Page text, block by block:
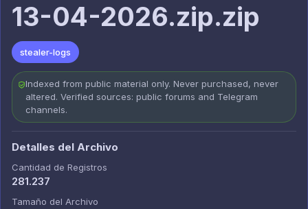
13-04-2026.zip.zip
stealer-logs
Indexed from public material only. Never purchased, never
altered. Verified sources: public forums and Telegram
channels.
Detalles del Archivo
Cantidad de Registros
281.237
Tamaño del Archivo